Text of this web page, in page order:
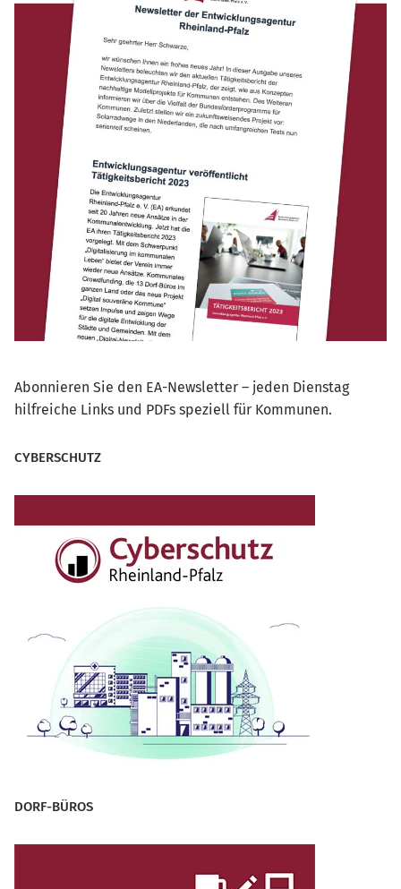
Abonnieren Sie den EA-Newsletter – jeden Dienstag
hilfreiche Links und PDFs speziell für Kommunen.
CYBERSCHUTZ
DORF-BÜROS